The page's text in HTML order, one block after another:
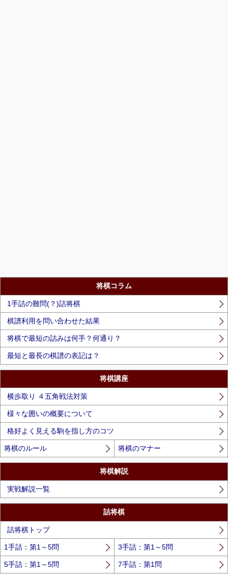
将棋コラム
1手詰の難問(？)詰将棋
棋譜利用を問い合わせた結果
将棋で最短の詰みは何手？何通り？
最短と最長の棋譜の表記は？
将棋講座
横歩取り ４五角戦法対策
様々な囲いの概要について
格好よく見える駒を指し方のコツ
将棋のルール 将棋のマナー
将棋解説
実戦解説一覧
詰将棋
詰将棋トップ
1手詰：第1～5問 3手詰：第1～5問
5手詰：第1～5問 7手詰：第1問